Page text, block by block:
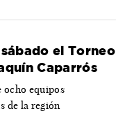
el Torneo
Caparrós
ocho equipos
de la región